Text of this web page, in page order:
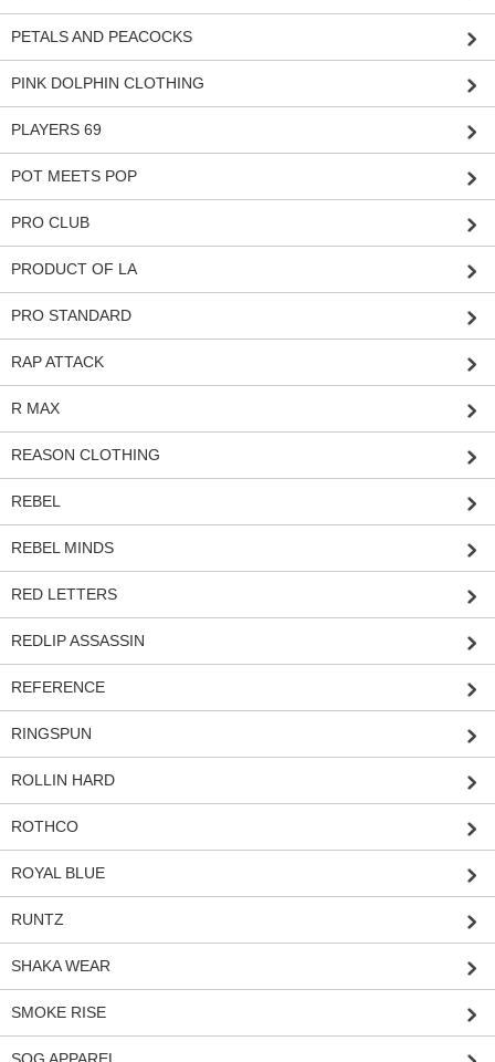
PETALS AND PEACOCKS
PINK DOLPHIN CLOTHING
PLAYERS 69
POT MEETS POP
PRO CLUB
PRODUCT OF LA
PRO STANDARD
RAP ATTACK
R MAX
REASON CLOTHING
REBEL
REBEL MINDS
RED LETTERS
REDLIP ASSASSIN
REFERENCE
RINGSPUN
ROLLIN HARD
ROTHCO
ROYAL BLUE
RUNTZ
SHAKA WEAR
SMOKE RISE
SOG APPAREL